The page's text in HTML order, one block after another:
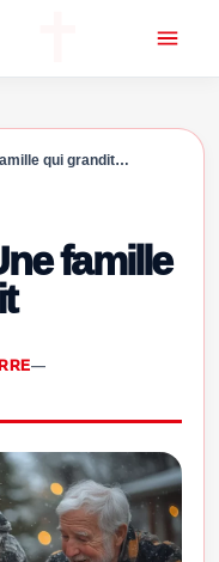
qui grandit…
famille
—